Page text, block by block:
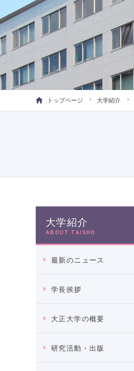
トップページ 大学紹介
大学紹介
ABOUT TAISHO
最新のニュース
学長挨拶
大正大学の概要
研究活動・出版